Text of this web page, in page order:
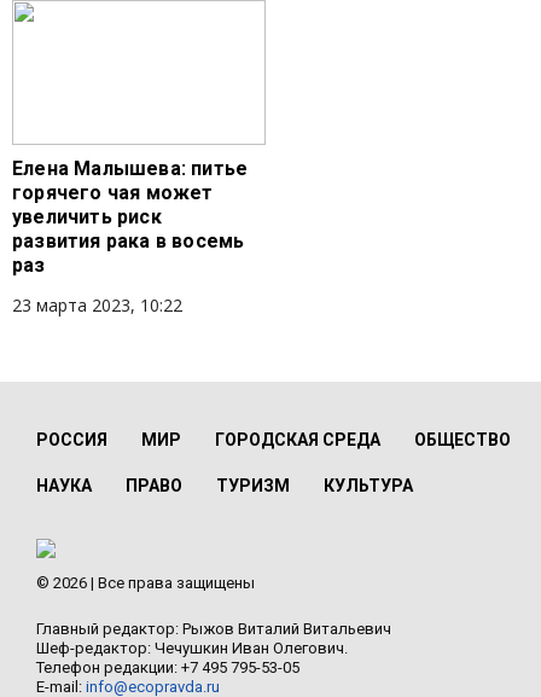
Елена Малышева: питье
горячего чая может
увеличить риск
развития рака в восемь
раз
23 марта 2023, 10:22
РОССИЯ МИР ГОРОДСКАЯ СРЕДА ОБЩЕСТВО
НАУКА ПРАВО ТУРИЗМ КУЛЬТУРА
© 2026 | Все права защищены
Главный редактор: Рыжов Виталий Витальевич
Шеф-редактор: Чечушкин Иван Олегович.
Телефон редакции: +7 495 795-53-05
E-mail: info@ecopravda.ru